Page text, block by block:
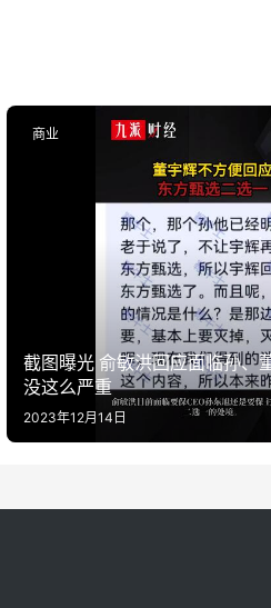
截图曝光 俞敏洪回应面临孙、
没这么严重
2023年12月14日
商业